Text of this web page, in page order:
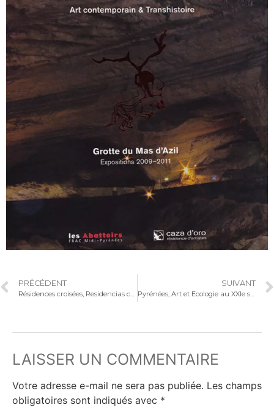
PRÉCÉDENT
Résidences croisées, Residencias cruzadas
SUIVANT
Pyrénées, Art et Ecologie au XXIe siècle
LAISSER UN COMMENTAIRE
Votre adresse e-mail ne sera pas publiée. Les champs
obligatoires sont indiqués avec *